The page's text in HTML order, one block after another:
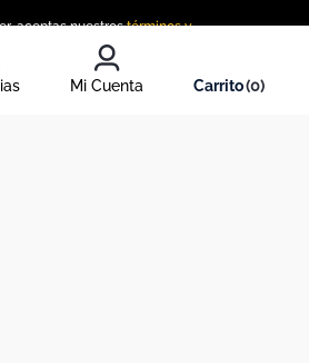
Mi Cuenta 0
aceptas nuestrostérminos y
política de tratamiento de información